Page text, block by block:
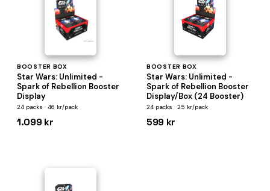
BOOSTER BOX
Star Wars: Unlimited -
Spark of Rebellion Booster
Display
24 packs · 46 kr/pack
1.099 kr
BOOSTER BOX
Star Wars: Unlimited -
Spark of Rebellion Booster
Display/Box (24 Booster)
24 packs · 25 kr/pack
599 kr